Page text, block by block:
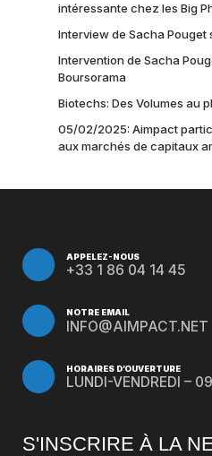
intéressante chez les Big
Interview de Sacha Pouget
Intervention de Sacha
Boursorama
Biotechs: Des Volumes au
05/02/2025: Aimpact
aux marchés de capitaux
APPELEZ-NOUS
+33 1 86 04 14 45
NOTRE EMAIL
INFO@AIMPACT.NET
HORAIRES D’OUVERTURE
LUNDI-VENDREDI –
S'INSCRIRE À LA